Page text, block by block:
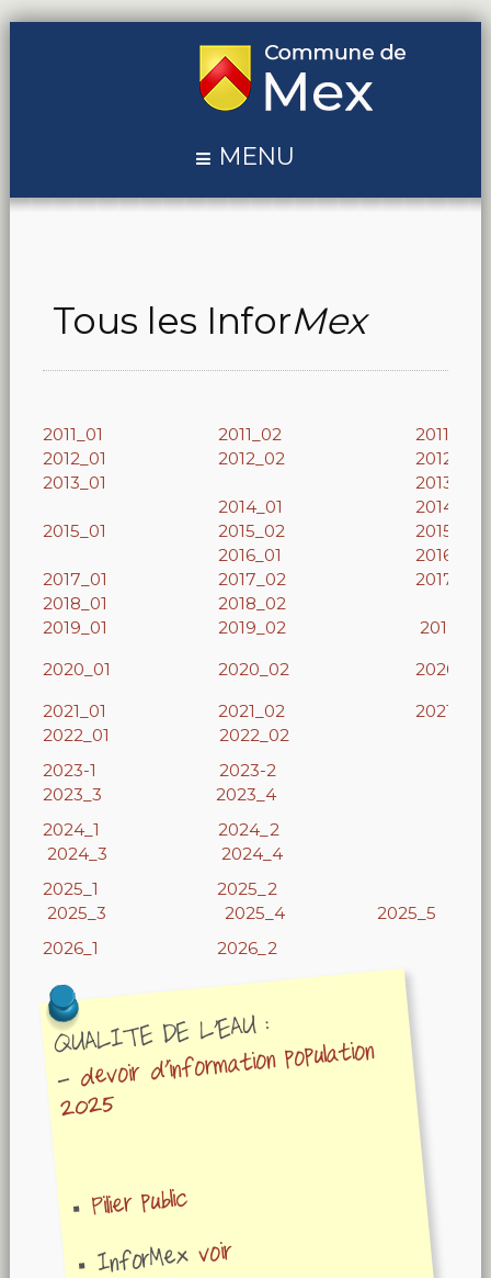
MENU
Tous les InforMex
2011_01 2011_02
2011_03
2012_01
2012_02
2012_03
2013_01
2013_02
2014_01
2014_02
2015_01
2015_02 2015_03
2016_01
2016_02
2017_01
2017_02
2017_03
2018_01
2018_02
2019_01
2019_02
2019_3
2020_01
2020_02
2020_03
2021_01
2021_02
2021_03
2022_01 2022_02
2023-1
2023-2
2023_3
2023_4
2024_1
2024_2
2024_3
2024_4
2025_1
2025_2
2025_3
2025_4
2025_5
2026_1
2026_2
QUALITE DE L'EAU :
-devoir d'information population
2025
Pilier public
InforMexvoir